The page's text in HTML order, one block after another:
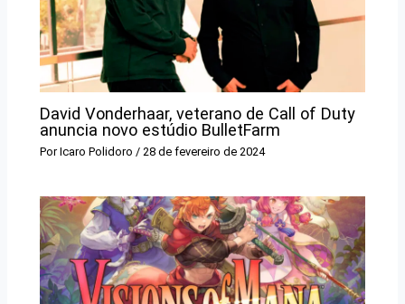
David Vonderhaar, veterano de Call of Duty
anuncia novo estúdio BulletFarm
PorIcaro Polidoro/28 de fevereiro de 2024